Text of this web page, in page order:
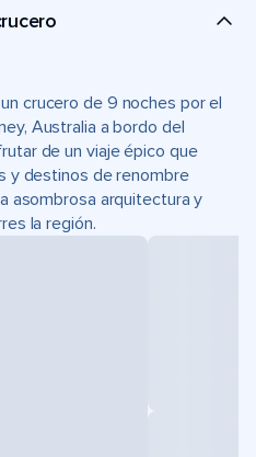
crucero de 9 noches por el
Australia a bordo del
de un viaje épico que
y destinos de renombre
asombrosa arquitectura y
la región.